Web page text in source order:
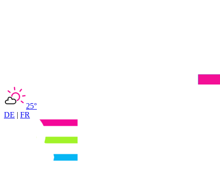
25°
DE | FR